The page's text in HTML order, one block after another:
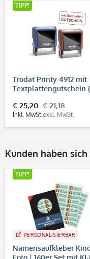
TIPP!
Trodat Printy 4912 mit
Textplattengutschein
€ 25,20
inkl. MwSt.
€ 21,18
exkl. MwSt.
Kunden haben
TIPP!
PERSONALISIERBAR
Namensaufkleber
Foto | 160er Set mit